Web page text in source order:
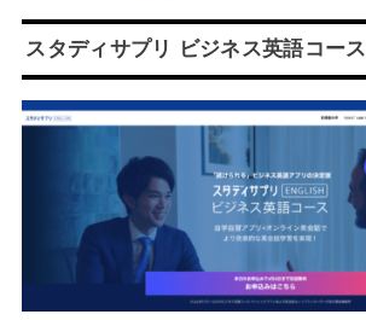
スタディサプリ ビジネス英語コース